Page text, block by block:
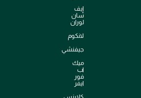
إيف
سان
لوران
لانكوم
جيفنشي
ميك
اب
فور
ايفر